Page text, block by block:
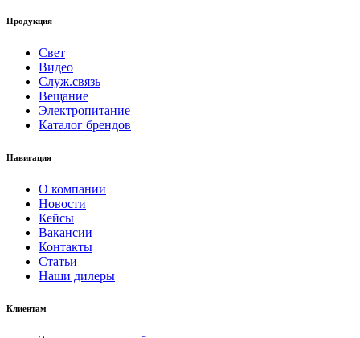
Продукция
Свет
Видео
Служ.связь
Вещание
Электропитание
Каталог брендов
Навигация
О компании
Новости
Кейсы
Вакансии
Контакты
Статьи
Наши дилеры
Клиентам